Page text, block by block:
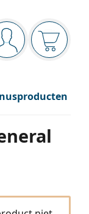
Je bent ingelogd
Jouw